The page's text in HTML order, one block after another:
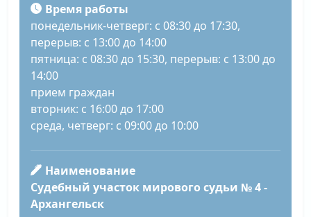
Время работы
понедельник-четверг: с 08:30 до 17:30,
перерыв: с 13:00 до 14:00
пятница: с 08:30 до 15:30, перерыв: с 13:00 до
14:00
прием граждан
вторник: с 16:00 до 17:00
среда, четверг: с 09:00 до 10:00
Наименование
Судебный участок мирового судьи № 4 -
Архангельск